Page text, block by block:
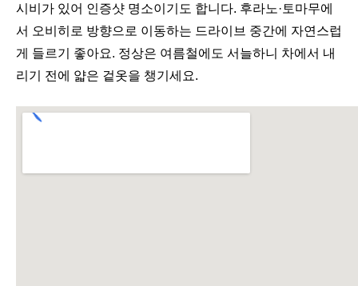
시비가 있어 인증샷 명소이기도 합니다. 후라노·토마무에
서 오비히로 방향으로 이동하는 드라이브 중간에 자연스럽
게 들르기 좋아요. 정상은 여름철에도 서늘하니 차에서 내
리기 전에 얇은 겉옷을 챙기세요.